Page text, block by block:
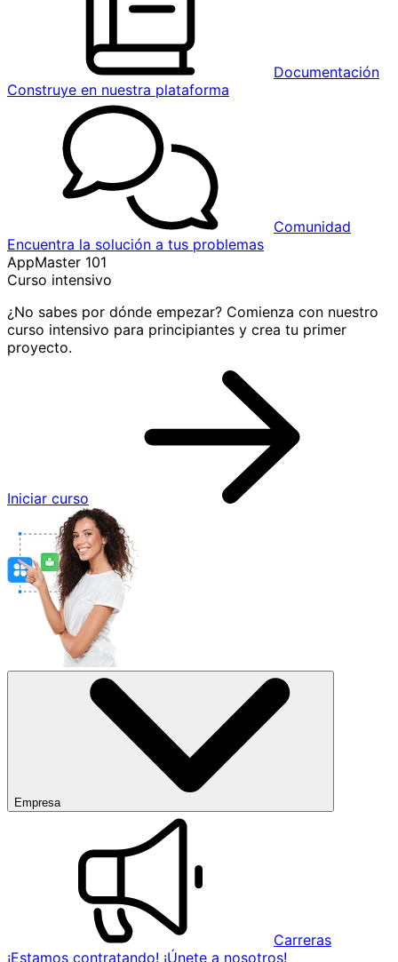
Documentación
Construye en nuestra plataforma
Comunidad
Encuentra la solución a tus problemas
AppMaster 101
Curso intensivo
¿No sabes por dónde empezar? Comienza con nuestro
curso intensivo para principiantes y crea tu primer
proyecto.
Iniciar curso
Empresa
Carreras
¡Estamos contratando! ¡Únete a nosotros!